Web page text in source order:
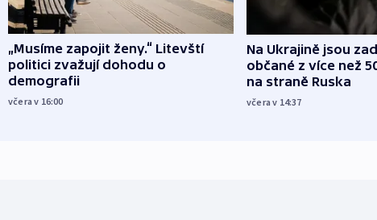
„Musíme zapojit ženy.“ Litevští
politici zvažují dohodu o
demografii
včera v 16:00
Na Ukrajině jsou
občané z více než
na straně Ruska
včera v 14:37